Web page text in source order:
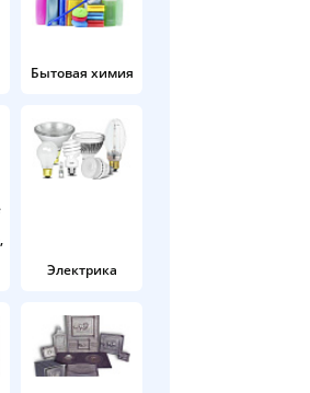
Бытовая химия
Электрика